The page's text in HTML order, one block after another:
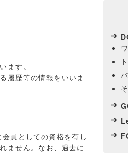
ます。
履歴等の情報をいいま
員としての資格を有し
ません。なお、過去に